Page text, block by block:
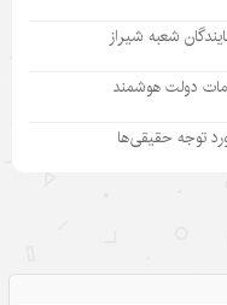
شعبه شیراز
دولت هوشمند
توجه حقیقی‌ها